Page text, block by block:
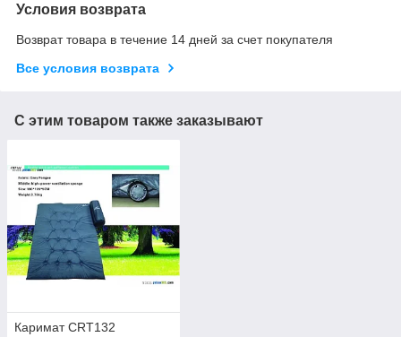
Условия возврата
Возврат товара в течение 14 дней за счет покупателя
Все условия возврата
С этим товаром также заказывают
Каримат CRT132